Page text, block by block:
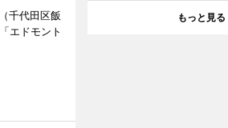
千代田区飯
エドモント
もっと見る